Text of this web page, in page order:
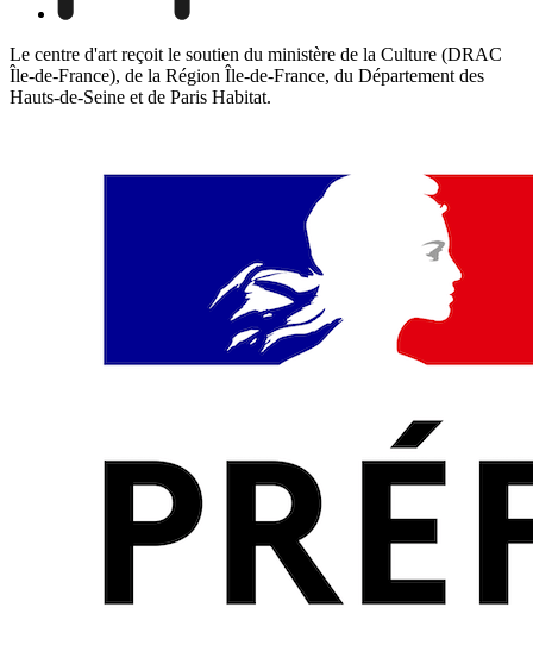
Le centre d'art reçoit le soutien du ministère de la Culture (DRAC
Île-de-France), de la Région Île-de-France, du Département des
Hauts-de-Seine et de Paris Habitat.